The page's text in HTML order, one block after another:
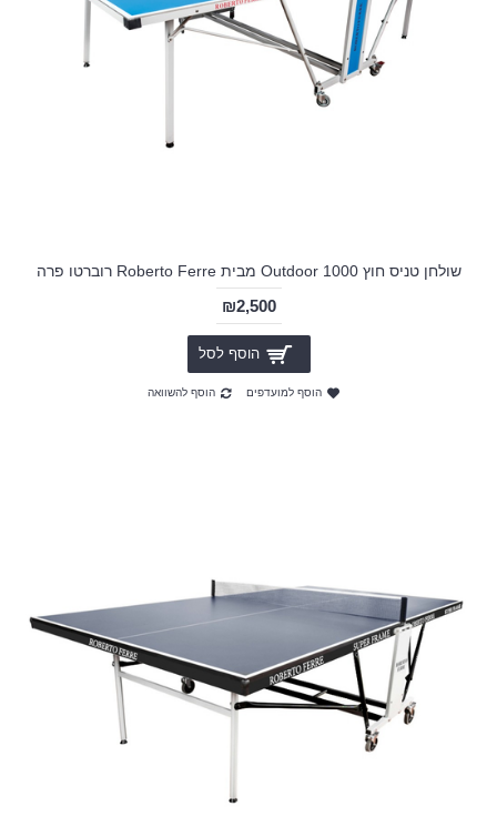
שולחן טניס חוץ Outdoor 1000 מבית Roberto Ferre רוברטו פרה
₪2,500
הוסף לסל
הוסף למועדפים הוסף להשוואה